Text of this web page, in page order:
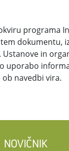
programa
dokumentu,
in
uporabo
navedbi vira.
NOVIČNIK